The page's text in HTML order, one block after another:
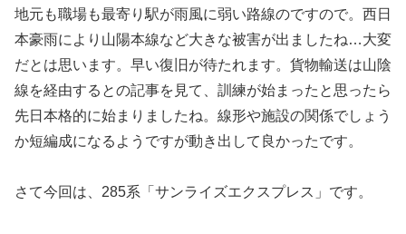
地元も職場も最寄り駅が雨風に弱い路線のですので。西日
本豪雨により山陽本線など大きな被害が出ましたね…大変
だとは思います。早い復旧が待たれます。貨物輸送は山陰
線を経由するとの記事を見て、訓練が始まったと思ったら
先日本格的に始まりましたね。線形や施設の関係でしょう
か短編成になるようですが動き出して良かったです。
さて今回は、285系「サンライズエクスプレス」です。